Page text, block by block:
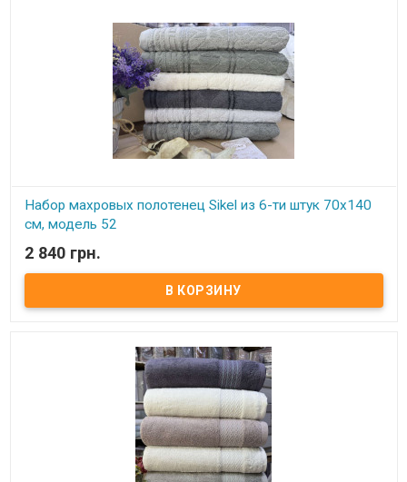
Набор махровых полотенец Sikel из 6-ти штук 70х140
см, модель 52
В наличии
Элитные махровые полотенца. Набор состоит из 6-ти штук.
Размер: 70х140 см - 6 штук Плотность: 550 г/м2 Состав: махра,
100% хлопок Производитель: Sikel (Турция)
2 840 грн.